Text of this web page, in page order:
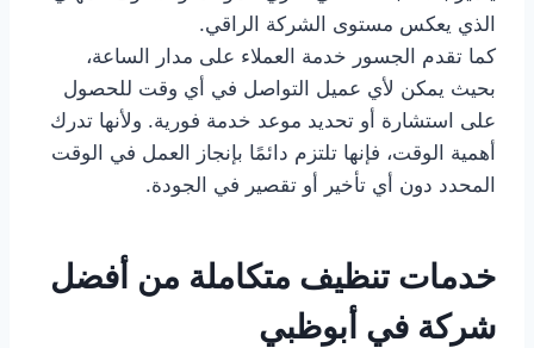
الذي يعكس مستوى الشركة الراقي.
كما تقدم الجسور خدمة العملاء على مدار الساعة،
بحيث يمكن لأي عميل التواصل في أي وقت للحصول
على استشارة أو تحديد موعد خدمة فورية. ولأنها تدرك
أهمية الوقت، فإنها تلتزم دائمًا بإنجاز العمل في الوقت
المحدد دون أي تأخير أو تقصير في الجودة.
خدمات تنظيف متكاملة من أفضل
شركة في أبوظبي